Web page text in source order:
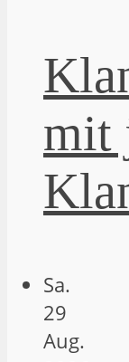
mit
Sa.
29
Aug.